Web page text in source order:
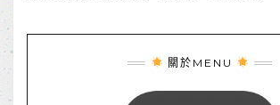
關於MENU